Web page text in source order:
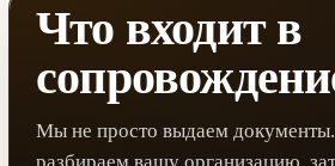
Что входит в
Мы не просто выдаем